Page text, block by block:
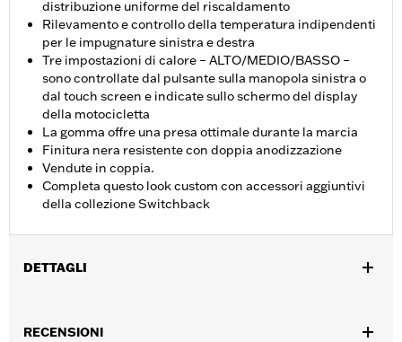
distribuzione uniforme del riscaldamento
Rilevamento e controllo della temperatura indipendenti
per le impugnature sinistra e destra
Tre impostazioni di calore – ALTO/MEDIO/BASSO –
sono controllate dal pulsante sulla manopola sinistra o
dal touch screen e indicate sullo schermo del display
della motocicletta
La gomma offre una presa ottimale durante la marcia
Finitura nera resistente con doppia anodizzazione
Vendute in coppia.
Completa questo look custom con accessori aggiuntivi
della collezione Switchback
DETTAGLI
FLTRXSTSE dal '24 in poi, FLHXU dal '25 in poi, Softail dal '25 in
RECENSIONI